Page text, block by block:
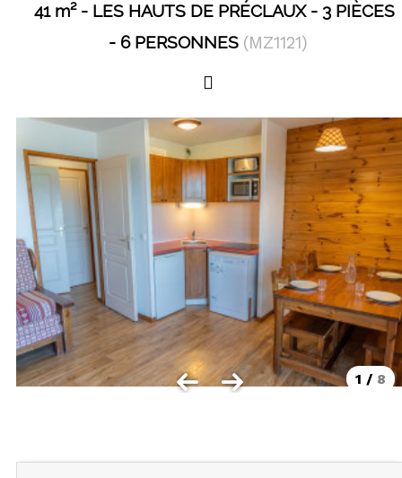
Les Orres 1650
Les Orres 1650 centre station
Les Orres 1800 Bois Méan
Les Orres et ses hameaux
VISUALISER LE PLAN DES ORRES
BONS PLANS ACTIVITÉS
Carte Multi activités
Forfaits remontées mécaniques VTT
FAQ
41 m² LES HAUTS DE PRÉCLAUX
3 PIÈCES
6 PERSONNES (MZ1121)
1 / 8